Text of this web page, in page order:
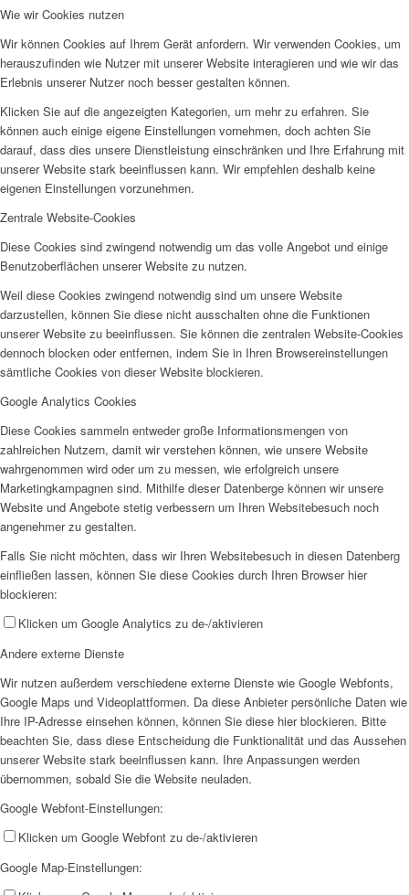
Wie wir Cookies nutzen
Wir können Cookies auf Ihrem Gerät anfordern. Wir verwenden Cookies, um
herauszufinden wie Nutzer mit unserer Website interagieren und wie wir das
Erlebnis unserer Nutzer noch besser gestalten können.
Klicken Sie auf die angezeigten Kategorien, um mehr zu erfahren. Sie
können auch einige eigene Einstellungen vornehmen, doch achten Sie
darauf, dass dies unsere Dienstleistung einschränken und Ihre Erfahrung mit
unserer Website stark beeinflussen kann. Wir empfehlen deshalb keine
eigenen Einstellungen vorzunehmen.
Zentrale Website-Cookies
Diese Cookies sind zwingend notwendig um das volle Angebot und einige
Benutzoberflächen unserer Website zu nutzen.
Weil diese Cookies zwingend notwendig sind um unsere Website
darzustellen, können Sie diese nicht ausschalten ohne die Funktionen
unserer Website zu beeinflussen. Sie können die zentralen Website-Cookies
dennoch blocken oder entfernen, indem Sie in Ihren Browsereinstellungen
sämtliche Cookies von dieser Website blockieren.
Google Analytics Cookies
Diese Cookies sammeln entweder große Informationsmengen von
zahlreichen Nutzern, damit wir verstehen können, wie unsere Website
wahrgenommen wird oder um zu messen, wie erfolgreich unsere
Marketingkampagnen sind. Mithilfe dieser Datenberge können wir unsere
Website und Angebote stetig verbessern um Ihren Websitebesuch noch
angenehmer zu gestalten.
Falls Sie nicht möchten, dass wir Ihren Websitebesuch in diesen Datenberg
einfließen lassen, können Sie diese Cookies durch Ihren Browser hier
blockieren:
Klicken um Google Analytics zu de-/aktivieren
Andere externe Dienste
Wir nutzen außerdem verschiedene externe Dienste wie Google Webfonts,
Google Maps und Videoplattformen. Da diese Anbieter persönliche Daten wie
Ihre IP-Adresse einsehen können, können Sie diese hier blockieren. Bitte
beachten Sie, dass diese Entscheidung die Funktionalität und das Aussehen
unserer Website stark beeinflussen kann. Ihre Anpassungen werden
übernommen, sobald Sie die Website neuladen.
Google Webfont-Einstellungen:
Klicken um Google Webfont zu de-/aktivieren
Google Map-Einstellungen: